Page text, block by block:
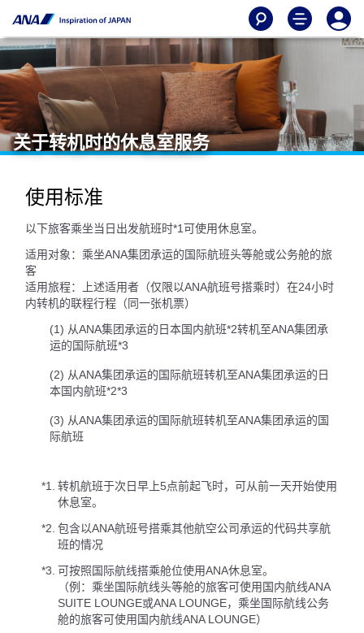
关于转机时的休息室服务
使用标准
以下旅客乘坐当日出发航班时*1可使用休息室。
适用对象：乘坐ANA集团承运的国际航班头等舱或公务舱的旅
客
适用旅程：上述适用者（仅限以ANA航班号搭乘时）在24小时
内转机的联程行程（同一张机票）
(1) 从ANA集团承运的日本国内航班*2转机至ANA集团承
运的国际航班*3
(2) 从ANA集团承运的国际航班转机至ANA集团承运的日
本国内航班*2*3
(3) 从ANA集团承运的国际航班转机至ANA集团承运的国
际航班
*1.
转机航班于次日早上5点前起飞时，可从前一天开始使用
休息室。
*2. 包含以ANA航班号搭乘其他航空公司承运的代码共享航
班的情况
*3. 可按照国际航线搭乘舱位使用ANA休息室。
（例：乘坐国际航线头等舱的旅客可使用国内航线ANA
SUITE LOUNGE或ANA LOUNGE，乘坐国际航线公务
舱的旅客可使用国内航线ANA LOUNGE）